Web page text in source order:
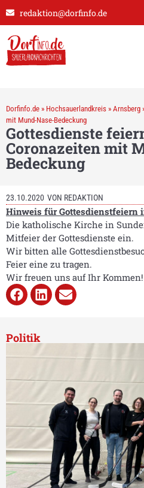
redaktion@dorfinfo.de
Dorfinfo.de » Hochsauerlandkreis » Arnsberg
mit Mund-Nase-Bedeckung
Gottesdienste
Coronazeiten mit
Bedeckung
23.10.2020 VON REDAKTION
Hinweis für Gottesdienstfeiern
Die katholische Kirche in
Mitfeier der Gottesdienste ein.
Wir bitten alle
Feier eine zu tragen.
Wir freuen uns auf Ihr Kommen!
Politik